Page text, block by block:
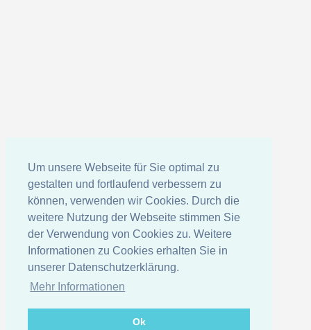
Um unsere Webseite für Sie optimal zu
gestalten und fortlaufend verbessern zu
können, verwenden wir Cookies. Durch die
weitere Nutzung der Webseite stimmen Sie
der Verwendung von Cookies zu. Weitere
Informationen zu Cookies erhalten Sie in
unserer Datenschutzerklärung.
Mehr Informationen
Ok